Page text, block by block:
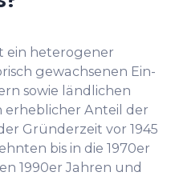
ein heterogener
gewachsenen Ein-
sowie ländlichen
erheblicher Anteil der
Gründerzeit vor 1945
bis in die 1970er
1990er Jahren und